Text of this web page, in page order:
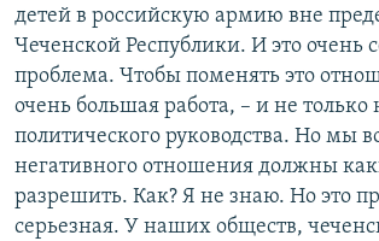
детей в российскую армию вне
Чеченской Республики. И это очень
проблема. Чтобы поменять это
очень большая работа, – и не только
политического руководства. Но мы
негативного отношения должны
разрешить. Как? Я не знаю. Но это
серьезная. У наших обществ,